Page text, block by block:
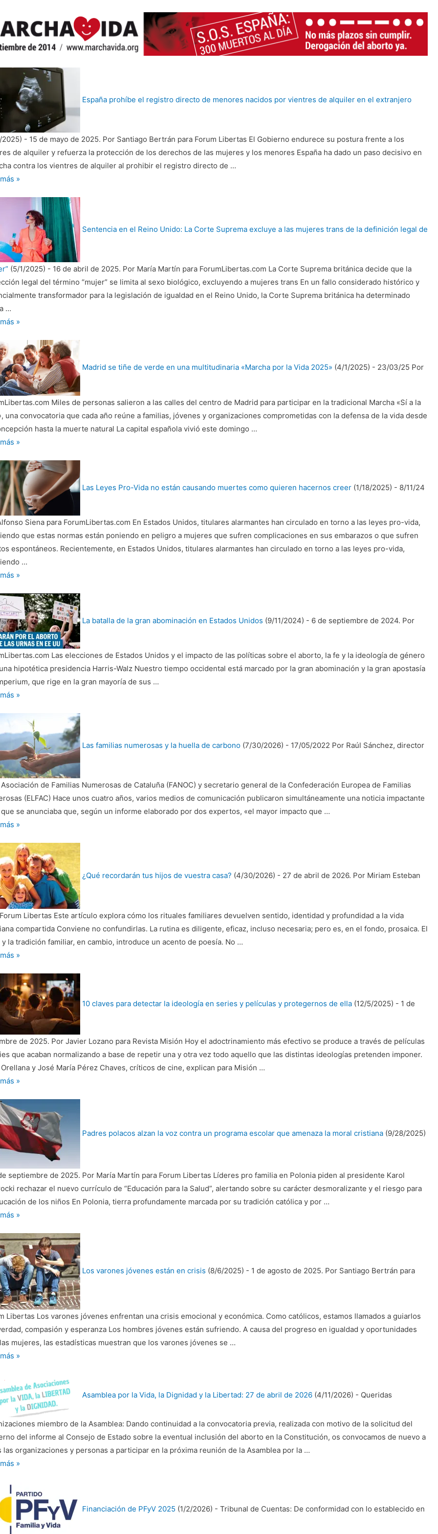
España prohíbe el registro directo de menores nacidos por vientres de alquiler en el extranjero
2025) - 15 de mayo de 2025. Por Santiago Bertrán para Forum Libertas El Gobierno endurece su postura frente a los
de alquiler y refuerza la protección de los derechos de las mujeres y los menores España ha dado un paso decisivo en
contra los vientres de alquiler al prohibir el registro directo de …
»
Sentencia en el Reino Unido: La Corte Suprema excluye a las mujeres trans de la definición legal de
(5/1/2025) - 16 de abril de 2025. Por María Martín para ForumLibertas.com La Corte Suprema británica decide que la
legal del término “mujer” se limita al sexo biológico, excluyendo a mujeres trans En un fallo considerado histórico y
transformador para la legislación de igualdad en el Reino Unido, la Corte Suprema británica ha determinado
…
»
Madrid se tiñe de verde en una multitudinaria «Marcha por la Vida 2025» (4/1/2025) - 23/03/25 Por
Miles de personas salieron a las calles del centro de Madrid para participar en la tradicional Marcha «Sí a la
una convocatoria que cada año reúne a familias, jóvenes y organizaciones comprometidas con la defensa de la vida desde
hasta la muerte natural La capital española vivió este domingo …
»
Las Leyes Pro-Vida no están causando muertes como quieren hacernos creer (1/18/2025) - 8/11/24
Siena para ForumLibertas.com En Estados Unidos, titulares alarmantes han circulado en torno a las leyes pro-vida,
que estas normas están poniendo en peligro a mujeres que sufren complicaciones en sus embarazos o que sufren
espontáneos. Recientemente, en Estados Unidos, titulares alarmantes han circulado en torno a las leyes pro-vida,
…
»
La batalla de la gran abominación en Estados Unidos (9/11/2024) - 6 de septiembre de 2024. Por
Las elecciones de Estados Unidos y el impacto de las políticas sobre el aborto, la fe y la ideología de género
hipotética presidencia Harris-Walz Nuestro tiempo occidental está marcado por la gran abominación y la gran apostasía
que rige en la gran mayoría de sus …
»
Las familias numerosas y la huella de carbono (7/30/2026) - 17/05/2022 Por Raúl Sánchez, director
de Familias Numerosas de Cataluña (FANOC) y secretario general de la Confederación Europea de Familias
(ELFAC) Hace unos cuatro años, varios medios de comunicación publicaron simultáneamente una noticia impactante
se anunciaba que, según un informe elaborado por dos expertos, «el mayor impacto que …
»
¿Qué recordarán tus hijos de vuestra casa? (4/30/2026) - 27 de abril de 2026. Por Miriam Esteban
Libertas Este artículo explora cómo los rituales familiares devuelven sentido, identidad y profundidad a la vida
compartida Conviene no confundirlas. La rutina es diligente, eficaz, incluso necesaria; pero es, en el fondo, prosaica. El
y la tradición familiar, en cambio, introduce un acento de poesía. No …
»
10 claves para detectar la ideología en series y películas y protegernos de ella (12/5/2025) - 1 de
de 2025. Por Javier Lozano para Revista Misión Hoy el adoctrinamiento más efectivo se produce a través de películas
que acaban normalizando a base de repetir una y otra vez todo aquello que las distintas ideologías pretenden imponer.
y José María Pérez Chaves, críticos de cine, explican para Misión …
»
Padres polacos alzan la voz contra un programa escolar que amenaza la moral cristiana (9/28/2025)
septiembre de 2025. Por María Martín para Forum Libertas Líderes pro familia en Polonia piden al presidente Karol
rechazar el nuevo currículo de “Educación para la Salud”, alertando sobre su carácter desmoralizante y el riesgo para
de los niños En Polonia, tierra profundamente marcada por su tradición católica y por …
»
Los varones jóvenes están en crisis (8/6/2025) - 1 de agosto de 2025. Por Santiago Bertrán para
Libertas Los varones jóvenes enfrentan una crisis emocional y económica. Como católicos, estamos llamados a guiarlos
compasión y esperanza Los hombres jóvenes están sufriendo. A causa del progreso en igualdad y oportunidades
mujeres, las estadísticas muestran que los varones jóvenes se …
»
Asamblea por la Vida, la Dignidad y la Libertad: 27 de abril de 2026 (4/11/2026) - Queridas
miembro de la Asamblea: Dando continuidad a la convocatoria previa, realizada con motivo de la solicitud del
del informe al Consejo de Estado sobre la eventual inclusión del aborto en la Constitución, os convocamos de nuevo a
las organizaciones y personas a participar en la próxima reunión de la Asamblea por la …
»
Financiación de PFyV 2025 (1/2/2026) - Tribunal de Cuentas: De conformidad con lo establecido en